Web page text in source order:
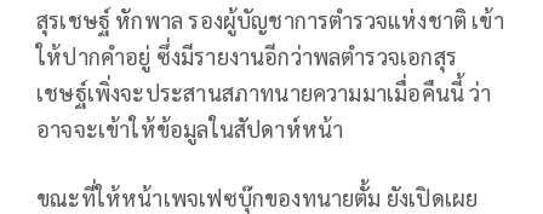
สุรเชษฐ์ หักพาล รองผู้บัญชาการตำรวจแห่งชาติ เข้า
ให้ปากคำอยู่ ซึ่งมีรายงานอีกว่าพลตำรวจเอกสุร
เชษฐ์เพิ่งจะประสานสภาทนายความมาเมื่อคืนนี้ ว่า
อาจจะเข้าให้ข้อมูลในสัปดาห์หน้า
ขณะที่ให้หน้าเพจเฟซบุ๊กของทนายตั้ม ยังเปิดเผย